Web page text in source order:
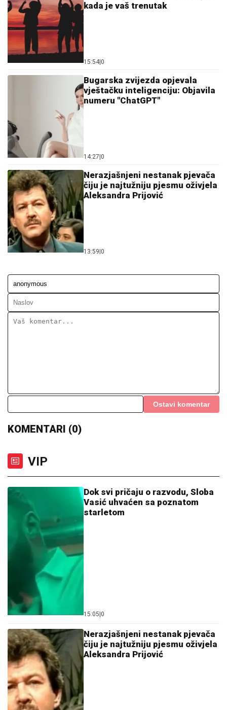
kada je vaš trenutak
15:54 0
Bugarska zvijezda opjevala
vještačku inteligenciju: Objavila
numeru "ChatGPT"
14:27 0
Nerazjašnjeni nestanak pjevača
čiju je najtužniju pjesmu oživjela
Aleksandra Prijović
13:59 0
Ostavi komentar
KOMENTARI (0)
VIP
Dok svi pričaju o razvodu, Sloba
Vasić uhvaćen sa poznatom
starletom
15:05 0
Nerazjašnjeni nestanak pjevača
čiju je najtužniju pjesmu oživjela
Aleksandra Prijović